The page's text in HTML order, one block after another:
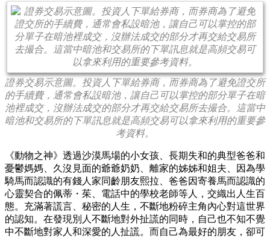
證券交易示意圖。投資人下單給券商，而券商為了避免證交所
的手續費，通常會私設暗池，讓自己可以掌控的部分單子在暗
池裡成交，沒辦法成交的部分才再交給交易所去撮合。這當中
暗池和交易所的下單訊息就是高頻交易可以拿來利用的重要參
考資料。
《動物之神》透過沙漠馬場的小女孩、長期失和的典型爸爸和
憂鬱媽媽、久沒見面的爺爺奶奶、離家的姊姊和姐夫、因為學
騎馬而認識的有錢人家同齡朋友熙拉、爸爸因寄養馬而認識的
心靈契合的佩蒂・茱、電話中的學校老師等人，交織出人生百
態。充滿著謊言、秘密的人生，不斷地粉碎主角內心對這世界
的認知。在發現別人不斷地對外扯謊的同時，自己也不知不覺
中不斷地對家人和深愛的人扯謊。而自己為最好的朋友，卻可